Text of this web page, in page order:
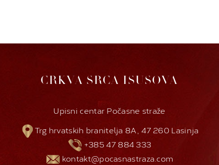
CRKVA SRCA ISUSOVA
Upisni centar Počasne straže
Trg hrvatskih branitelja 8A, 47 260 Lasinja
+385 47 884 333
kontakt@pocasnastraza.com